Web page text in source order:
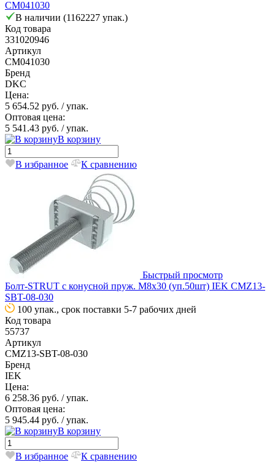
CM041030
В наличии (1162227 упак.)
Код товара
331020946
Артикул
CM041030
Бренд
DKC
Цена:
5 654.52 руб. / упак.
Оптовая цена:
5 541.43 руб. / упак.
В корзину
В избранное К сравнению
Быстрый просмотр
Болт-STRUT с конусной пруж. М8х30 (уп.50шт) IEK CMZ13-
SBT-08-030
100 упак., срок поставки 5-7 рабочих дней
Код товара
55737
Артикул
CMZ13-SBT-08-030
Бренд
IEK
Цена:
6 258.36 руб. / упак.
Оптовая цена:
5 945.44 руб. / упак.
В корзину
В избранное К сравнению